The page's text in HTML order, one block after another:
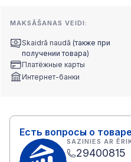
MAKSĀŠANAS VEIDI:
Skaidrā naudā (также при
получении товара)
Платёжные карты
Интернет-банки
Есть вопросы о
SAZINIES AR
29400815